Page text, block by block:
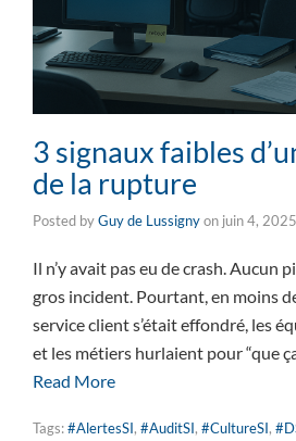
3 signaux faibles
de la rupture
Posted byGuy de Lussignyon juin 4, 2025
Il n’y avait pas eu de crash. Aucun
gros incident. Pourtant, en moins
service client s’était effondré, les
et les métiers hurlaient pour “que
Read More
Tags:#AlertesSI, #AuditSI, #CultureSI,